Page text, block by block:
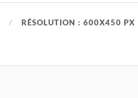
RÉSOLUTION : 600X450 PX